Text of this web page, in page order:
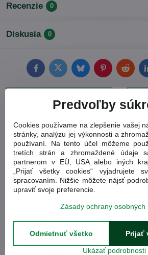
Recenzie 0
Diskusia 0
FacebookTwitterBlueskyPinterestReddit
Obľúbené produkty
Lovecká dýka EXTOL
(8855300)
-15%
5,73 € Zľava 15%
Lovecká dýka s puzdrom
-15%
Zľava 15%
Predvoľby
Cookies používame na zlepšenie vašej
stránky, analýzu jej výkonnosti a
používaní. Na tento účel môžeme
tretích strán a zhromaždené údaje
partnerom v EÚ, USA alebo iných
„Prijať všetky cookies“ vyjadrujete
spracovaním. Nižšie môžete nájsť
upraviť svoje preferencie.
Zásady ochrany osobných
Ukázať podrobnosti
Prijať
Odmietnuť všetko